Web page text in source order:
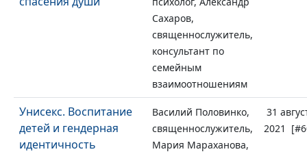
Сахаров,
священнослужитель,
консультант по
семейным
взаимоотношениям
Унисекс. Воспитание
детей и гендерная
идентичность
Василий Половинко,
священнослужитель,
Мария Мараханова,
31
2021